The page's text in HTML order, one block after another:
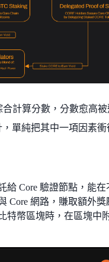
合計算分數，分數愈高
單純把其中一項因素衝
給 Core 驗證節點，能在
Core 網路，賺取額外獎
特幣區塊時，在區塊中